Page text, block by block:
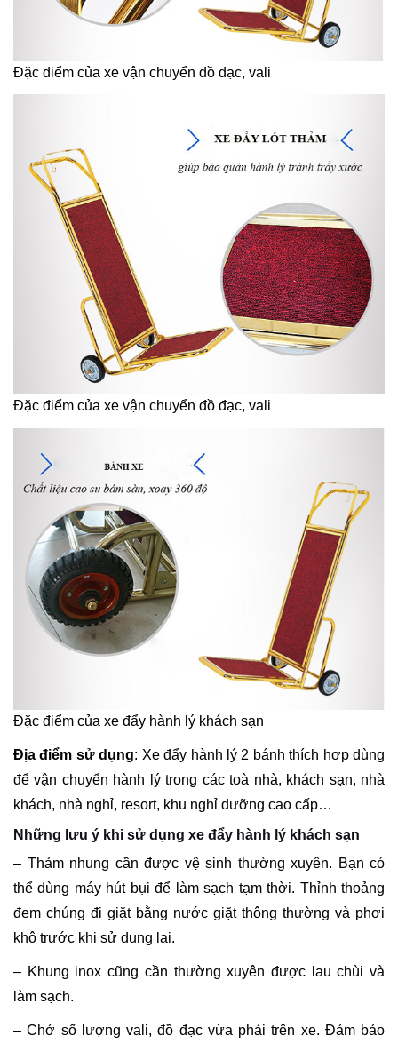
Đặc điểm của xe vận chuyển đồ đạc, vali
Đặc điểm của xe vận chuyển đồ đạc, vali
Đặc điểm của xe đẩy hành lý khách sạn
Địa điểm sử dụng: Xe đẩy hành lý 2 bánh thích hợp dùng
để vận chuyển hành lý trong các toà nhà, khách sạn, nhà
khách, nhà nghỉ, resort, khu nghỉ dưỡng cao cấp…
Những lưu ý khi sử dụng xe đẩy hành lý khách sạn
– Thảm nhung cần được vệ sinh thường xuyên. Bạn có
thể dùng máy hút bụi để làm sạch tạm thời. Thỉnh thoảng
đem chúng đi giặt bằng nước giặt thông thường và phơi
khô trước khi sử dụng lại.
– Khung inox cũng cần thường xuyên được lau chùi và
làm sạch.
– Chở số lượng vali, đồ đạc vừa phải trên xe. Đảm bảo